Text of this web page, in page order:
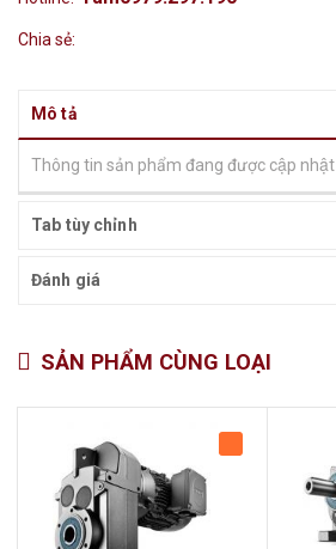
Chia sẻ:
Mô tả
Thông tin sản phẩm đang được cập nhật
Tab tùy chỉnh
Đánh giá
SẢN PHẨM CÙNG LOẠI